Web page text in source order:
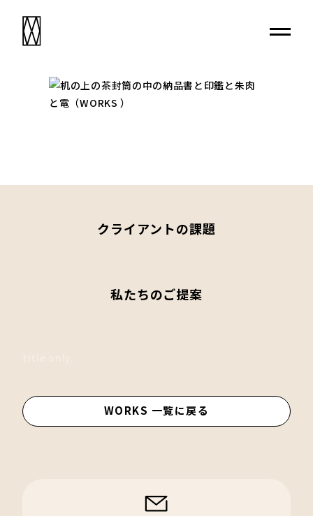
クライアントの課題
私たちのご提案
WORKS 一覧に戻る